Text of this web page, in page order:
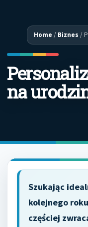
Home / Biznes /
na
Szukając
kolejnego
częściej